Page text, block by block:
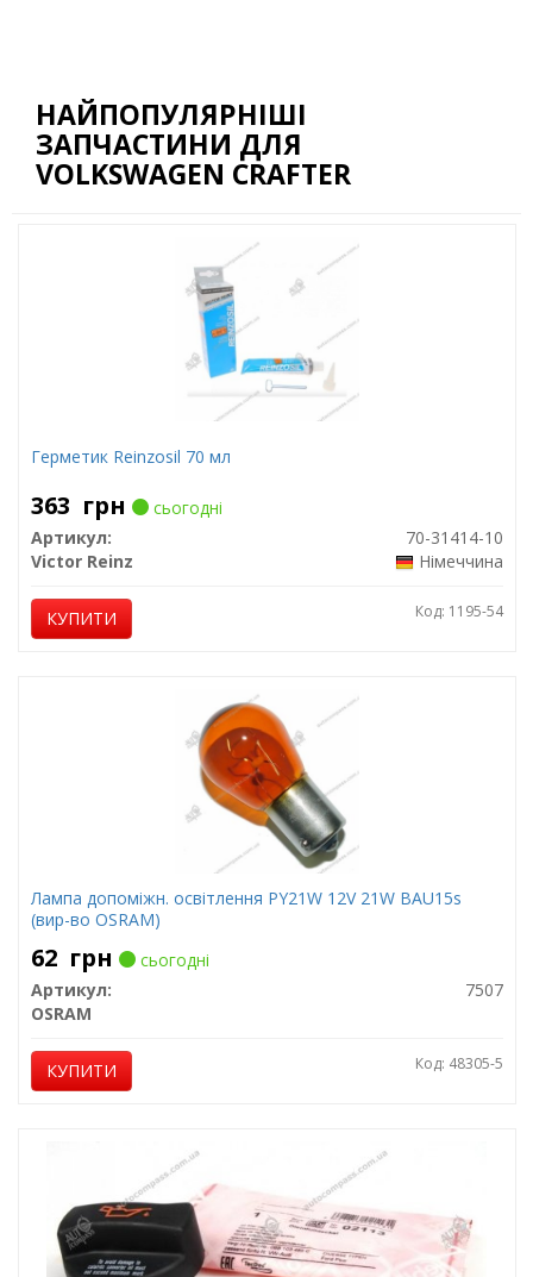
НАЙПОПУЛЯРНІШІ
ЗАПЧАСТИНИ ДЛЯ
VOLKSWAGEN CRAFTER
Герметик Reinzosil 70 мл
363 грн
сьогодні
Артикул:
70-31414-10
Victor Reinz
Німеччина
КУПИТИ Код: 1195-54
Лампа допоміжн. освітлення РY21W 12V 21W ВАU15s
(вир-во OSRAM)
62 грн
сьогодні
Артикул:
7507
OSRAM
КУПИТИ Код: 48305-5